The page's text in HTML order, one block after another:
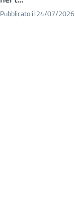
Pubblicato il 24/07/2026